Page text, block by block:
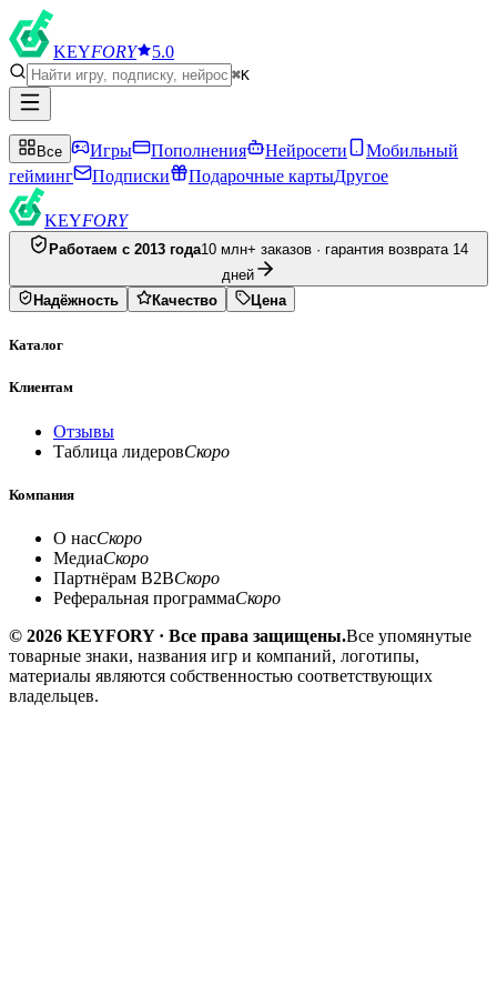
KEYFORY 5.0
⌘K
Все Игры Пополнения Нейросети
Мобильный
гейминг
Подписки Подарочные картыДругое
KEYFORY
Работаем с 2013 года10 млн+ заказов · гарантия возврата 14
дней
Надёжность
Качество Цена
Каталог
Клиентам
Отзывы
Таблица лидеровСкоро
Компания
О насСкоро
МедиаСкоро
Партнёрам B2BСкоро
Реферальная программаСкоро
© 2026 KEYFORY · Все права защищены.Все упомянутые
товарные знаки, названия игр и компаний, логотипы,
материалы являются собственностью соответствующих
владельцев.